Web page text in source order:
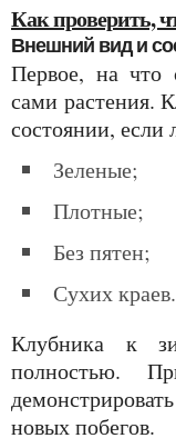
Как проверить,
Внешний вид и
Первое, на что стоит обратить внимание —
сами растения.
состоянии, если
зеленые;
плотные;
без пятен;
сухих краев.
Клубника к зиме не сбрасывает листву
полностью.
новых побегов.